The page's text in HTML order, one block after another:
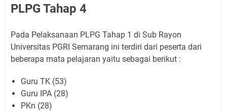
PLPG Tahap 4
Pada Pelaksanaan PLPG Tahap 1 di Sub Rayon
Universitas PGRI Semarang ini terdiri dari peserta dari
beberapa mata pelajaran yaitu sebagai berikut :
Guru TK (53)
Guru IPA (28)
PKn (28)